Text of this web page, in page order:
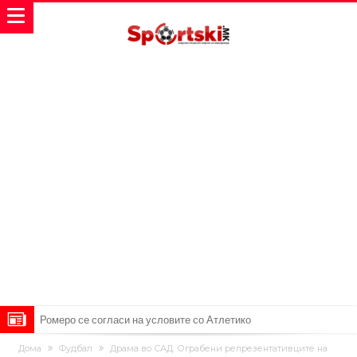
Неочекувана „бомба“ од Англија: Ливерпул се засили од
Дома Фудбал
Драма во САД: Ограбени репрезентативците на